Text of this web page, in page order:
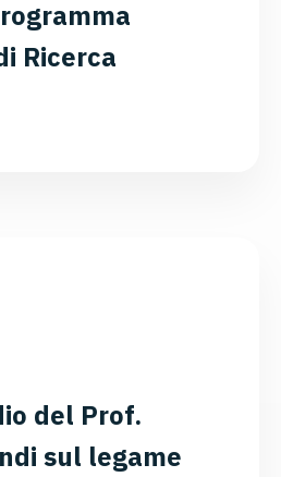
Ricerca
del Prof.
sul legame